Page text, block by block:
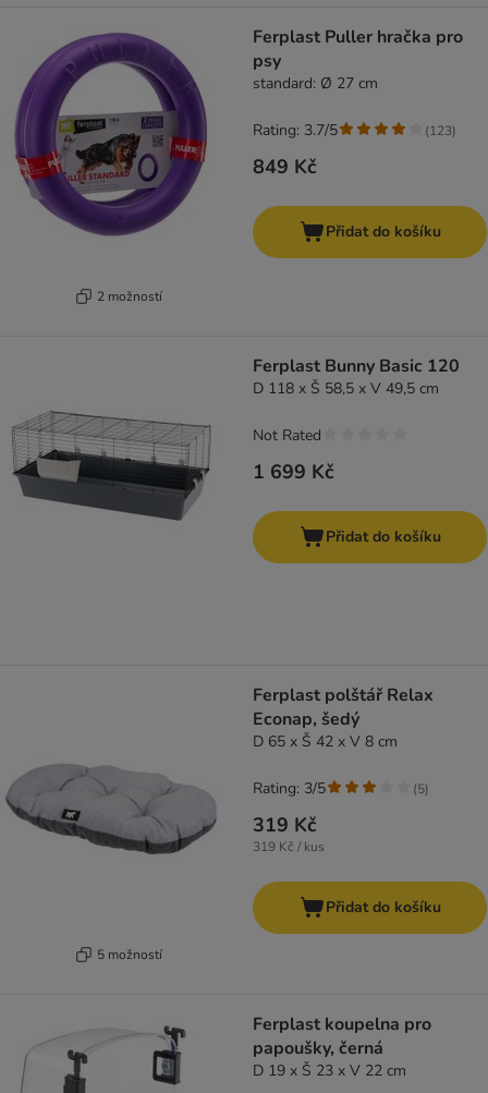
2 možností
Ferplast Puller hračka pro
psy
standard: Ø 27 cm
849 Kč
Rating: 3.7/5 (123)
Přidat do košíku
Ferplast Bunny Basic 120
D 118 x Š 58,5 x V 49,5 cm
1 699 Kč
Not Rated
Přidat do košíku
5 možností
Ferplast polštář Relax
Econap, šedý
D 65 x Š 42 x V 8 cm
319 Kč
319 Kč / kus
Rating: 3/5 (5)
Přidat do košíku
Ferplast koupelna pro
papoušky, černá
D 19 x Š 23 x V 22 cm